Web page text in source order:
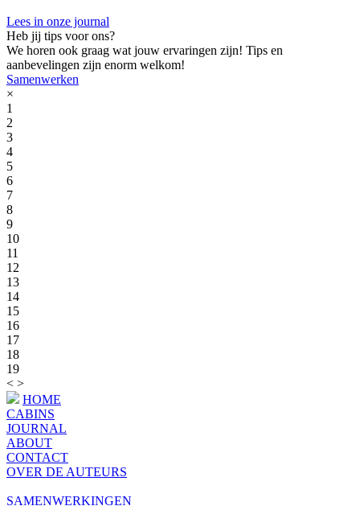
Lees in onze journal
Heb jij tips voor ons?
We horen ook graag wat jouw ervaringen zijn! Tips en
aanbevelingen zijn enorm welkom!
Samenwerken
×
1
2
3
4
5
6
7
8
9
10
11
12
13
14
15
16
17
18
19
< >
HOME
CABINS
JOURNAL
ABOUT
CONTACT
OVER DE AUTEURS
SAMENWERKINGEN